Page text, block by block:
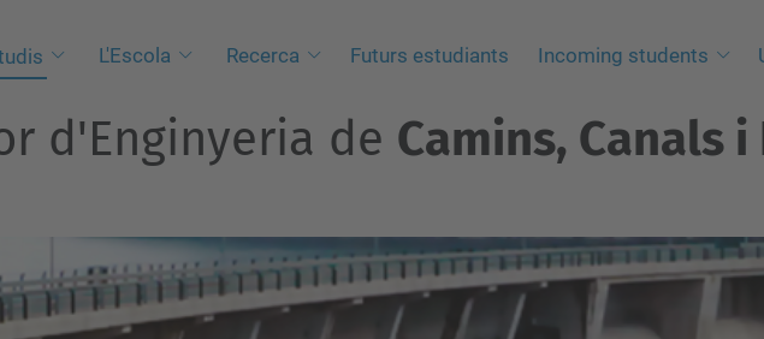
L'Escola Recerca Futurs estudiants Incoming students
d'Enginyeria de Camins, Canals